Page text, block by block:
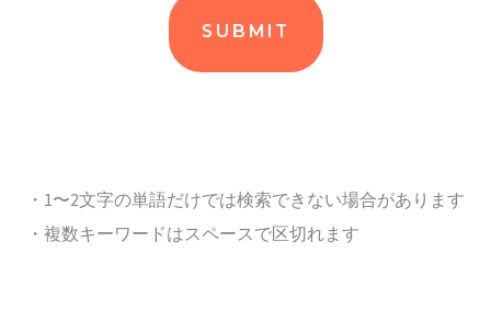
・1〜2文字の単語だけでは検索できない場合があります
・複数キーワードはスペースで区切れます